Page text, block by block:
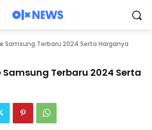
Samsung Terbaru 2024 Serta Harganya
Samsung Terbaru 2024 Serta